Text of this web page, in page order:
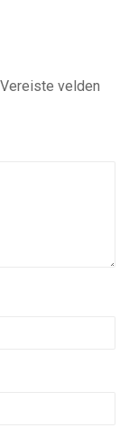
Vereiste velden